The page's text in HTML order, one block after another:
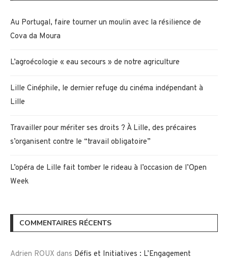
Au Portugal, faire tourner un moulin avec la résilience de
Cova da Moura
L’agroécologie « eau secours » de notre agriculture
Lille Cinéphile, le dernier refuge du cinéma indépendant à
Lille
Travailler pour mériter ses droits ? À Lille, des précaires
s’organisent contre le “travail obligatoire”
L’opéra de Lille fait tomber le rideau à l’occasion de l’Open
Week
COMMENTAIRES RÉCENTS
Adrien ROUX dans Défis et Initiatives : L’Engagement